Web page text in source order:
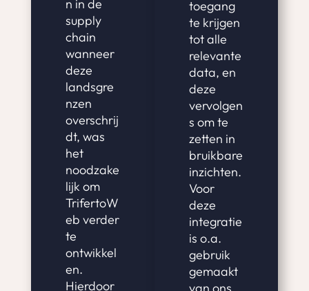
n in de
supply
chain
wanneer
deze
landsgre
nzen
overschrij
dt, was
het
noodzake
lijk om
TrifertoW
eb verder
te
ontwikkel
en.
Hierdoor
toegang
te krijgen
tot alle
relevante
data, en
deze
vervolgen
s om te
zetten in
bruikbare
inzichten.
Voor
deze
integratie
is o.a.
gebruik
gemaakt